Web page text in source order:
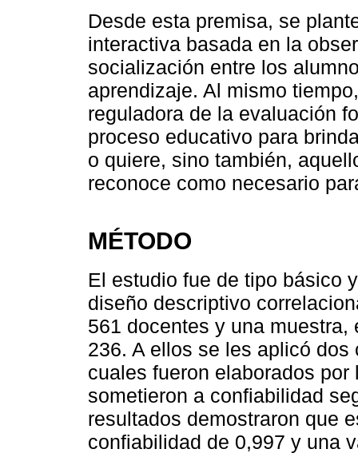
Desde esta premisa, se
interactiva basada en la
socialización entre los
aprendizaje. Al mismo
reguladora de la evaluación
proceso educativo para
o quiere, sino también,
reconoce como necesario
MÉTODO
El estudio fue de tipo básico
diseño descriptivo
561 docentes y una
236. A ellos se les aplicó
cuales fueron elaborados
sometieron a confiabilidad
resultados demostraron que
confiabilidad de 0,997 y una